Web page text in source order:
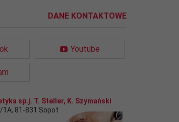
DANE KONTAKTOWE
Youtube
sp.j. T. Steller, K. Szymański
1A, 81-831 Sopot